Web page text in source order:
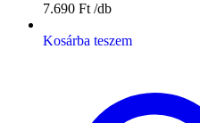
7.690 Ft
Kosárba teszem